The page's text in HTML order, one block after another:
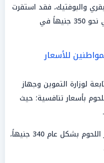
والبوفتيك، فقد استقرت
عند 360 جنيهاً، وسجل اللحم الضاني نحو 350 جنيهاً في
للأسعار
لوزارة التموين وجهاز
بأسعار تنافسية؛ حيث
وفي منافذ وزارة التموين، بلغ سعر اللحوم بشكل عام 340 جنيهاً،